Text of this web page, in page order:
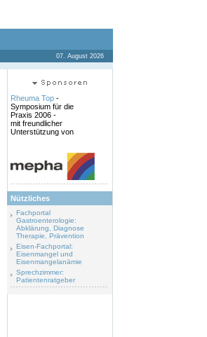
07. August 2026
Rheuma Top -
Symposium für die
Praxis 2006 -
mit freundlicher
Unterstützung von
Nützliches
Fachportal
Gastroenterologie:
Abklärung, Diagnose
Therapie, Prävention
Eisen-Fachportal:
Eisenmangel und
Eisenmangelanämie
Sprechzimmer:
Patientenratgeber